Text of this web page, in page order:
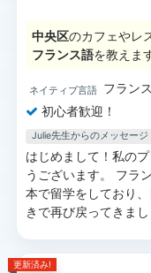
中央区のカフェやレ
フランス語を教えま
ネイティブ言語 フラン
初心者歓迎！
Julie先生からのメッセージ
はじめまして！私の
うございます。 フラ
本で留学をしており
きで再び戻ってきまし
更新済み!